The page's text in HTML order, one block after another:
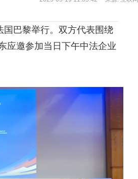
巴黎举行。双方代表围绕
应邀参加当日下午中法企业